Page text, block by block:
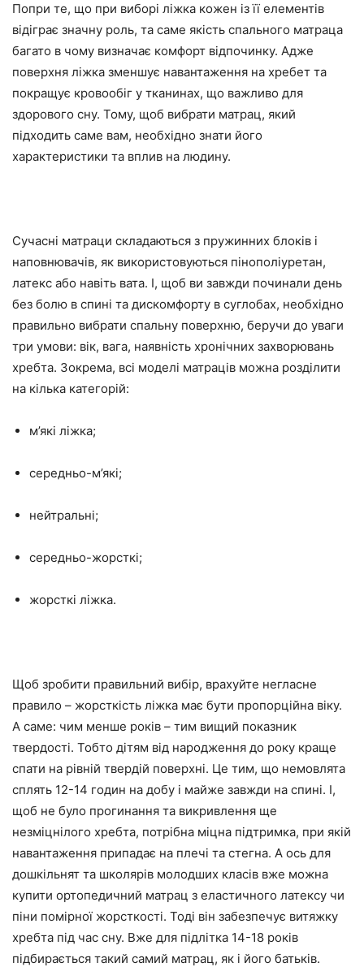
Попри те, що при виборі ліжка кожен із її елементів
відіграє значну роль, та саме якість спального матраца
багато в чому визначає комфорт відпочинку. Адже
поверхня ліжка зменшує навантаження на хребет та
покращує кровообіг у тканинах, що важливо для
здорового сну. Тому, щоб вибрати матрац, який
підходить саме вам, необхідно знати його
характеристики та вплив на людину.
Сучасні матраци складаються з пружинних блоків і
наповнювачів, як використовуються пінополіуретан,
латекс або навіть вата. І, щоб ви завжди починали день
без болю в спині та дискомфорту в суглобах, необхідно
правильно вибрати спальну поверхню, беручи до уваги
три умови: вік, вага, наявність хронічних захворювань
хребта. Зокрема, всі моделі матраців можна розділити
на кілька категорій:
м’які ліжка;
середньо-м’які;
нейтральні;
середньо-жорсткі;
жорсткі ліжка.
Щоб зробити правильний вибір, врахуйте негласне
правило – жорсткість ліжка має бути пропорційна віку.
А саме: чим менше років – тим вищий показник
твердості. Тобто дітям від народження до року краще
спати на рівній твердій поверхні. Це тим, що немовлята
сплять 12-14 годин на добу і майже завжди на спині. І,
щоб не було прогинання та викривлення ще
незміцнілого хребта, потрібна міцна підтримка, при якій
навантаження припадає на плечі та стегна. А ось для
дошкільнят та школярів молодших класів вже можна
купити ортопедичний матрац з еластичного латексу чи
піни помірної жорсткості. Тоді він забезпечує витяжку
хребта під час сну. Вже для підлітка 14-18 років
підбирається такий самий матрац, як і його батьків.